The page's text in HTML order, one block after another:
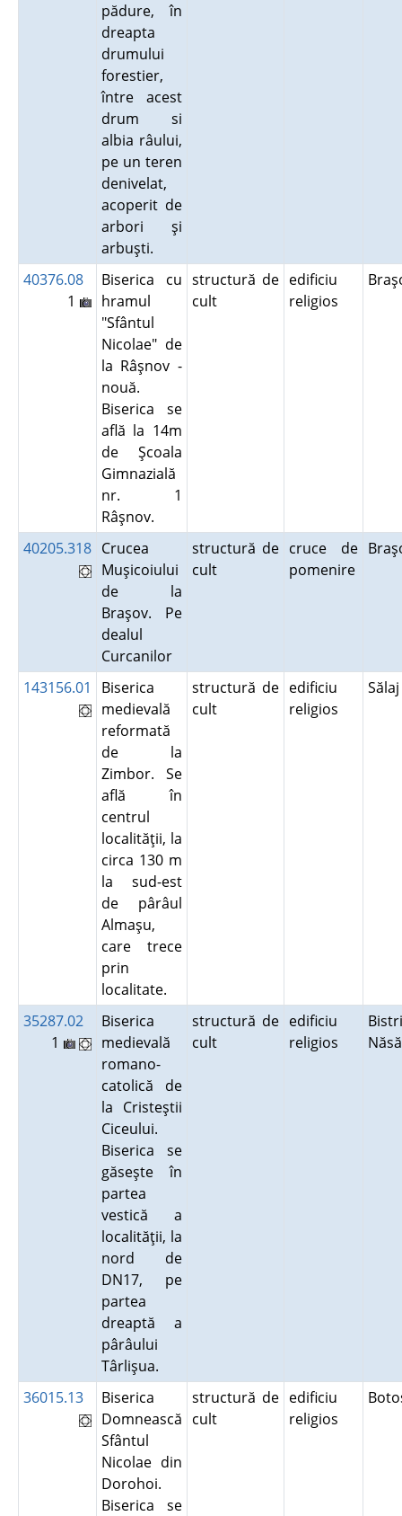
pădure, în
dreapta
drumului
forestier,
între acest
drum si
albia râului,
pe un teren
denivelat,
acoperit de
arbori şi
arbuşti.
40376.08
1
Biserica cu
hramul
"Sfântul
Nicolae" de
la Râşnov -
nouă.
Biserica se
află la 14m
de Şcoala
Gimnazială
nr. 1
Râşnov.
structură de
cult
edificiu
religios
40205.318 Crucea
Muşicoiului
de la
Braşov. Pe
dealul
Curcanilor
structură de
cult
cruce de
pomenire
143156.01
Biserica
medievală
reformată
de la
Zimbor. Se
află în
centrul
localităţii, la
circa 130 m
la sud-est
de pârâul
Almaşu,
care trece
prin
localitate.
structură de
cult
edificiu
religios
35287.02
1
Biserica
medievală
romano-
catolică de
la Cristeştii
Ciceului.
Biserica se
găseşte în
partea
vestică a
localităţii, la
nord de
DN17, pe
partea
dreaptă a
pârâului
Târlişua.
structură de
cult
edificiu
religios
36015.13
Biserica
Domnească
Sfântul
Nicolae din
Dorohoi.
Biserica se
structură de
cult
edificiu
religios